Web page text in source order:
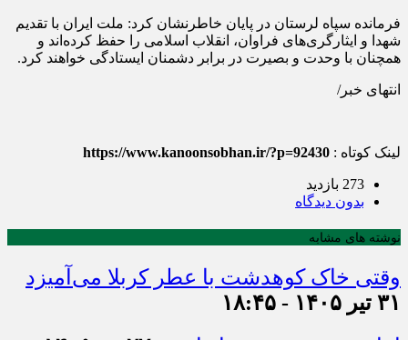
فرمانده سپاه لرستان در پایان خاطرنشان کرد: ملت ایران با تقدیم
شهدا و ایثارگری‌های فراوان، انقلاب اسلامی را حفظ کرده‌اند و
همچنان با وحدت و بصیرت در برابر دشمنان ایستادگی خواهند کرد.
انتهای خبر/
لینک کوتاه : https://www.kanoonsobhan.ir/?p=92430
273 بازدید
بدون دیدگاه
نوشته های مشابه
وقتی خاک کوهدشت با عطر کربلا می‌آمیزد
۳۱ تیر ۱۴۰۵ - ۱۸:۴۵